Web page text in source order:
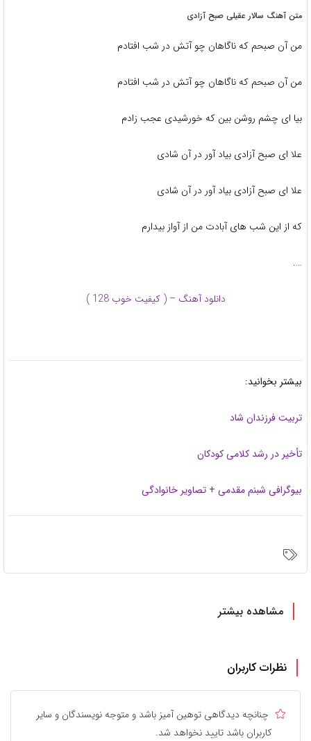
متن آهنگ سالار عقیلی صبح آزادی
من آن صبحم که ناگاهان چو آتش در شب افتادم
من آن صبحم که ناگاهان چو آتش در شب افتادم
بیا ای چشم روشن بین که خورشیدی عجب زادم
علا ای صبح آزادی بیاد آور در آن شادی
علا ای صبح آزادی بیاد آور در آن شادی
که از این شب های آبادت من از آواز بیدارم
….
دانلود آهنگ – ( کیفیت خوب 128 )
بیشتر بخوانید:
تربیت فرزندان شاد
تأخیر در رشد کلامی کودکان
بیوگرافی شبنم مقدمی + تصاویر خانوادگی
مشاهده بیشتر
نظرات کاربران
چنانچه دیدگاهی توهین آمیز باشد و متوجه نویسندگان و سایر
کاربران باشد تایید نخواهد شد.